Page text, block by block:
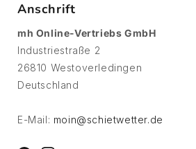
Anschrift
mh Online-Vertriebs GmbH
Industriestraße 2
26810 Westoverledingen
Deutschland
E-Mail: moin@schietwetter.de